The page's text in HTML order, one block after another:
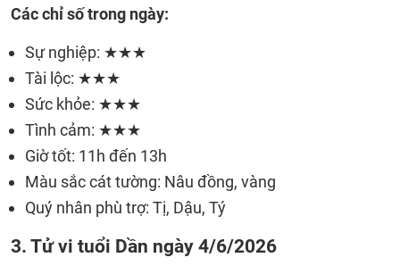
Các chỉ số trong ngày:
Sự nghiệp: ★★★
Tài lộc: ★★★
Sức khỏe: ★★★
Tình cảm: ★★★
Giờ tốt: 11h đến 13h
Màu sắc cát tường: Nâu đồng, vàng
Quý nhân phù trợ: Tị, Dậu, Tý
3. Tử vi tuổi Dần ngày 4/6/2026